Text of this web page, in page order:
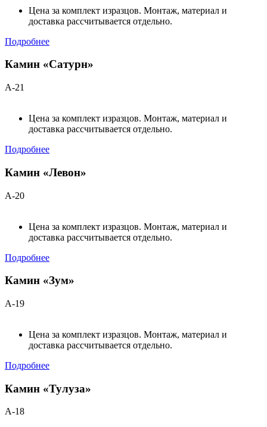
Цена за комплект изразцов. Монтаж, материал и
доставка рассчитывается отдельно.
Подробнее
Камин «Сатурн»
А-21
Цена за комплект изразцов. Монтаж, материал и
доставка рассчитывается отдельно.
Подробнее
Камин «Левон»
А-20
Цена за комплект изразцов. Монтаж, материал и
доставка рассчитывается отдельно.
Подробнее
Камин «Зум»
А-19
Цена за комплект изразцов. Монтаж, материал и
доставка рассчитывается отдельно.
Подробнее
Камин «Тулуза»
А-18